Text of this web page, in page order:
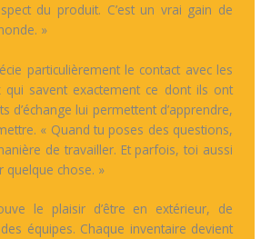
du produit. C’est un vrai gain de
»
particulièrement le contact avec les
qui savent exactement ce dont ils ont
d’échange lui permettent d’apprendre,
« Quand tu poses des questions,
de travailler. Et parfois, toi aussi
quelque chose. »
le plaisir d’être en extérieur, de
équipes. Chaque inventaire devient